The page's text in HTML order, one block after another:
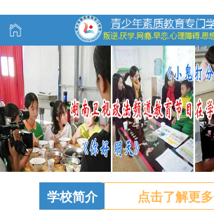
学校简介
点击了解更